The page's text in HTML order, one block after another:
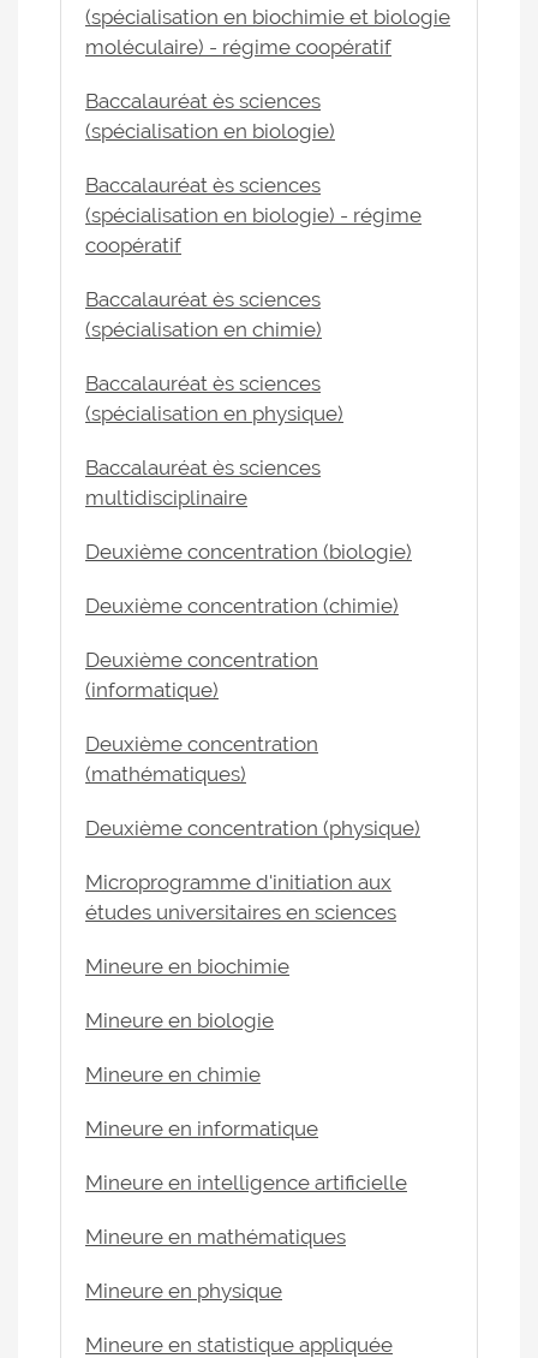
(spécialisation en biochimie et biologie
moléculaire) - régime coopératif
Baccalauréat ès sciences
(spécialisation en biologie)
Baccalauréat ès sciences
(spécialisation en biologie) - régime
coopératif
Baccalauréat ès sciences
(spécialisation en chimie)
Baccalauréat ès sciences
(spécialisation en physique)
Baccalauréat ès sciences
multidisciplinaire
Deuxième concentration (biologie)
Deuxième concentration (chimie)
Deuxième concentration
(informatique)
Deuxième concentration
(mathématiques)
Deuxième concentration (physique)
Microprogramme d'initiation aux
études universitaires en sciences
Mineure en biochimie
Mineure en biologie
Mineure en chimie
Mineure en informatique
Mineure en intelligence artificielle
Mineure en mathématiques
Mineure en physique
Mineure en statistique appliquée